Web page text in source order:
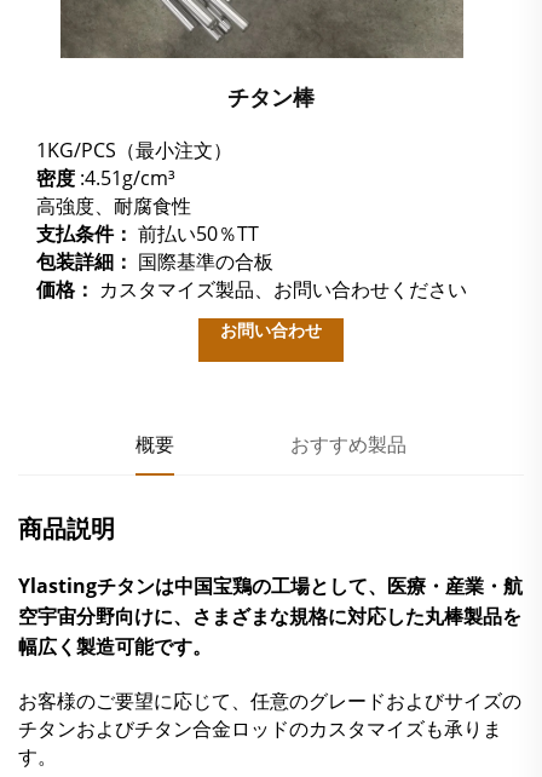
チタン棒
1KG/PCS（最小注文）
密度 :4.51g/cm³
高強度、耐腐食性
支払条件： 前払い50％TT
包装詳細： 国際基準の合板
価格： カスタマイズ製品、お問い合わせください
お問い合わせ
概要 おすすめ製品
商品説明
Ylastingチタンは中国宝鶏の工場として、医療・産業・航
空宇宙分野向けに、さまざまな規格に対応した丸棒製品を
幅広く製造可能です。
お客様のご要望に応じて、任意のグレードおよびサイズの
チタンおよびチタン合金ロッドのカスタマイズも承りま
す。